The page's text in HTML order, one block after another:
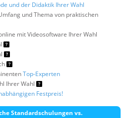
und der Didaktik Ihrer Wahl
und Thema von praktischen
mit Videosoftware Ihrer Wahl
Top-Experten
Ihrer Wahl
Festpreis!
Standardschulungen vs.